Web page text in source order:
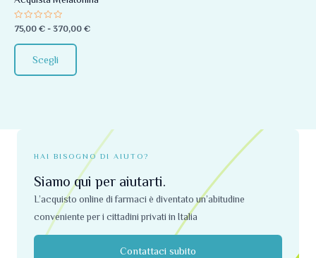
Valutato
0
su
5
75,00 € - 370,00 €
Scegli
scelte
nella
HAI BISOGNO DI AIUTO?
Siamo qui per aiutarti.
L’acquisto online di farmaci è diventato un’abitudine
conveniente per i cittadini privati ​​in Italia
Contattaci subito